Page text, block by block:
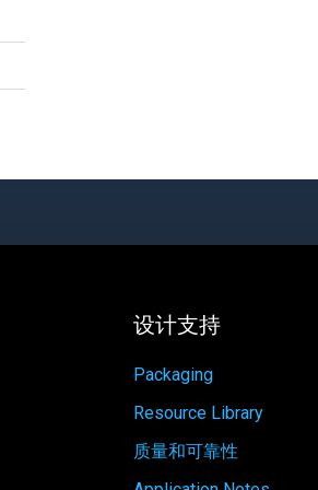
设计支持
Packaging
Resource Library
质量和可靠性